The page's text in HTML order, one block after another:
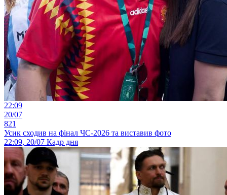
22:09
20/07
821
Усик сходив на фінал ЧС-2026 та виставив фото
22:09, 20/07 Кадр дня